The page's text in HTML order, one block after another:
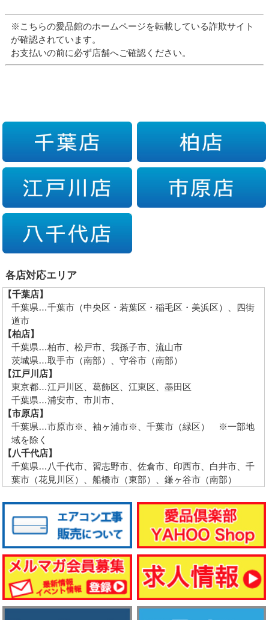
※こちらの愛品館のホームページを転載している詐欺サイト
が確認されています。
お支払いの前に必ず店舗へご確認ください。
各店対応エリア
【千葉店】
千葉県…千葉市（中央区・若葉区・稲毛区・美浜区）、四街
道市
【柏店】
千葉県…柏市、松戸市、我孫子市、流山市
茨城県…取手市（南部）、守谷市（南部）
【江戸川店】
東京都…江戸川区、葛飾区、江東区、墨田区
千葉県…浦安市、市川市、
【市原店】
千葉県…市原市※、袖ヶ浦市※、千葉市（緑区） ※一部地
域を除く
【八千代店】
千葉県…八千代市、習志野市、佐倉市、印西市、白井市、千
葉市（花見川区）、船橋市（東部）、鎌ヶ谷市（南部）